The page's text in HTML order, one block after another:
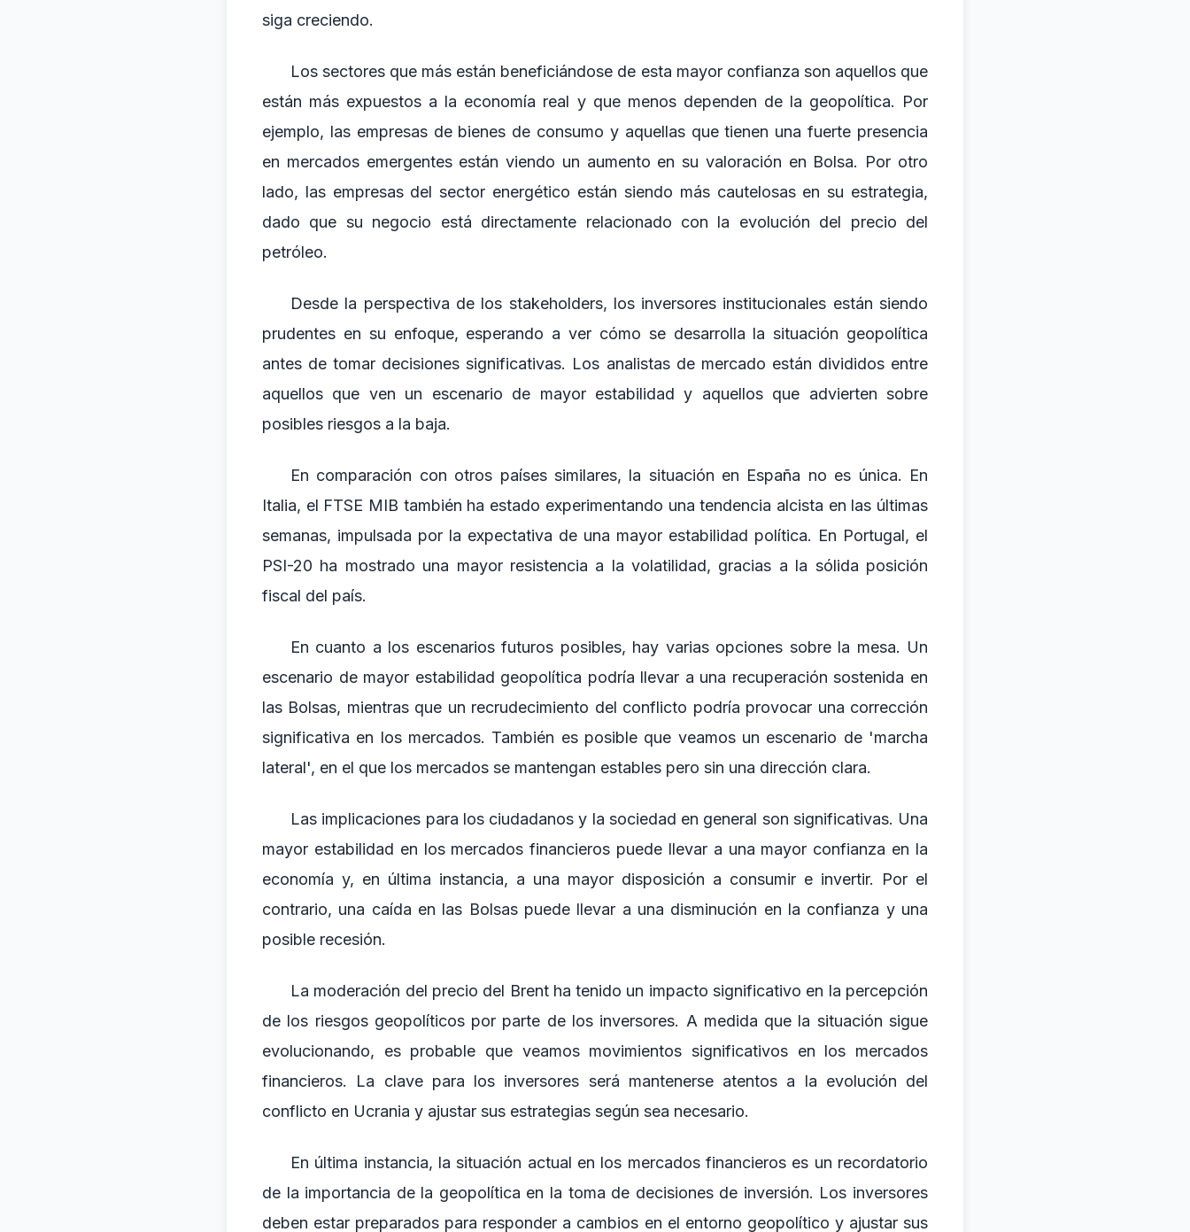
siga creciendo.
Los sectores que más están beneficiándose de esta mayor confianza son aquellos que
están más expuestos a la economía real y que menos dependen de la geopolítica. Por
ejemplo, las empresas de bienes de consumo y aquellas que tienen una fuerte presencia
en mercados emergentes están viendo un aumento en su valoración en Bolsa. Por otro
lado, las empresas del sector energético están siendo más cautelosas en su estrategia,
dado que su negocio está directamente relacionado con la evolución del precio del
petróleo.
Desde la perspectiva de los stakeholders, los inversores institucionales están siendo
prudentes en su enfoque, esperando a ver cómo se desarrolla la situación geopolítica
antes de tomar decisiones significativas. Los analistas de mercado están divididos entre
aquellos que ven un escenario de mayor estabilidad y aquellos que advierten sobre
posibles riesgos a la baja.
En comparación con otros países similares, la situación en España no es única. En
Italia, el FTSE MIB también ha estado experimentando una tendencia alcista en las últimas
semanas, impulsada por la expectativa de una mayor estabilidad política. En Portugal, el
PSI-20 ha mostrado una mayor resistencia a la volatilidad, gracias a la sólida posición
fiscal del país.
En cuanto a los escenarios futuros posibles, hay varias opciones sobre la mesa. Un
escenario de mayor estabilidad geopolítica podría llevar a una recuperación sostenida en
las Bolsas, mientras que un recrudecimiento del conflicto podría provocar una corrección
significativa en los mercados. También es posible que veamos un escenario de 'marcha
lateral', en el que los mercados se mantengan estables pero sin una dirección clara.
Las implicaciones para los ciudadanos y la sociedad en general son significativas. Una
mayor estabilidad en los mercados financieros puede llevar a una mayor confianza en la
economía y, en última instancia, a una mayor disposición a consumir e invertir. Por el
contrario, una caída en las Bolsas puede llevar a una disminución en la confianza y una
posible recesión.
La moderación del precio del Brent ha tenido un impacto significativo en la percepción
de los riesgos geopolíticos por parte de los inversores. A medida que la situación sigue
evolucionando, es probable que veamos movimientos significativos en los mercados
financieros. La clave para los inversores será mantenerse atentos a la evolución del
conflicto en Ucrania y ajustar sus estrategias según sea necesario.
En última instancia, la situación actual en los mercados financieros es un recordatorio
de la importancia de la geopolítica en la toma de decisiones de inversión. Los inversores
deben estar preparados para responder a cambios en el entorno geopolítico y ajustar sus